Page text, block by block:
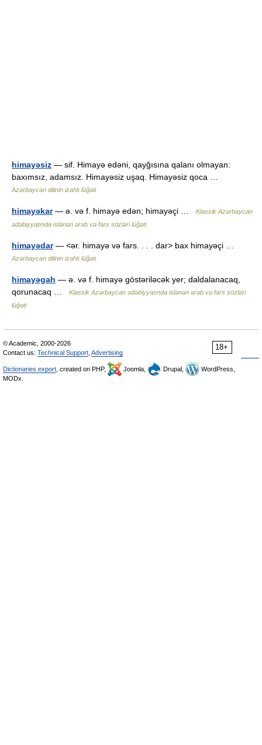
himayəsiz — sif. Himayə edəni, qayğısına qalanı olmayan:
baxımsız, adamsız. Himayəsiz uşaq. Himayəsiz qoca …
Azərbaycan dilinin izahlı lüğəti
himayəkar— ə. və f. himayə edən; himayəçi …
Klassik Azərbaycan
ədəbiyyatında islənən ərəb və fars sözləri lüğəti
himayədar— <ər. himayə və fars. . . . dar> bax himayəçi …
Azərbaycan dilinin izahlı lüğəti
himayəgah — ə. və f. himayə göstəriləcək yer; daldalanacaq,
qorunacaq …
Klassik Azərbaycan ədəbiyyatında islənən ərəb və fars sözləri
lüğəti
18+
© Academic, 2000-2026
Contact us: Technical Support Advertising
Dictionaries export , created on PHP, Joomla, Drupal,
WordPress,
MODx.